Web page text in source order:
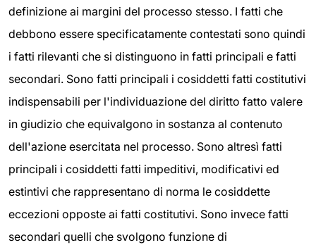
definizione ai margini del processo stesso. I fatti che
debbono essere specificatamente contestati sono quindi
i fatti rilevanti che si distinguono in fatti principali e fatti
secondari. Sono fatti principali i cosiddetti fatti costitutivi
indispensabili per l'individuazione del diritto fatto valere
in giudizio che equivalgono in sostanza al contenuto
dell'azione esercitata nel processo. Sono altresì fatti
principali i cosiddetti fatti impeditivi, modificativi ed
estintivi che rappresentano di norma le cosiddette
eccezioni opposte ai fatti costitutivi. Sono invece fatti
secondari quelli che svolgono funzione di